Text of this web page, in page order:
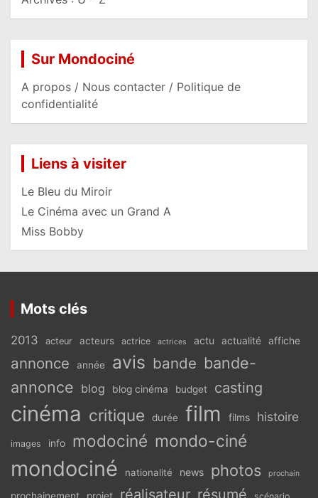
Sur Mondociné
A propos / Nous contacter / Politique de
confidentialité
Liens à visiter
Le Bleu du Miroir
Le Cinéma avec un Grand A
Miss Bobby
Mots clés
2013 acteur acteurs actrice actrices actu actualité affiche
annonce année avis bande bande-
annonce blog blog cinéma budget casting
cinéma critique durée film films histoire
images info modociné mondo-ciné
mondociné nationalité news photos prochain
réalisateur résumé